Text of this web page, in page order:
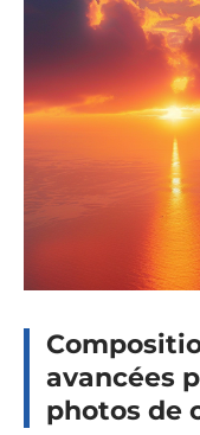
avancées
photos de